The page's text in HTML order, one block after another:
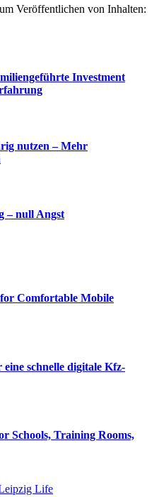
Veröffentlichen von Inhalten:
Investment
nutzen – Mehr
– null Angst
Comfortable Mobile
schnelle digitale Kfz-
Schools, Training Rooms,
Life